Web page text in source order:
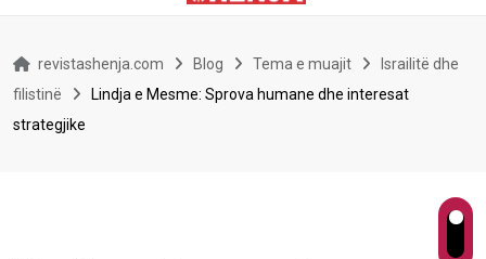
revistashenja.com Blog Tema e muajit
Israilitë dhe
filistinë
Lindja e Mesme: Sprova humane dhe interesat
strategjike